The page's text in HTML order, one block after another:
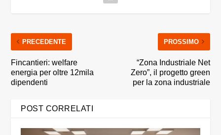
PRECEDENTE
Fincantieri: welfare
energia per oltre 12mila
dipendenti
PROSSIMO
“Zona Industriale Net
Zero”, il progetto green
per la zona industriale
POST CORRELATI